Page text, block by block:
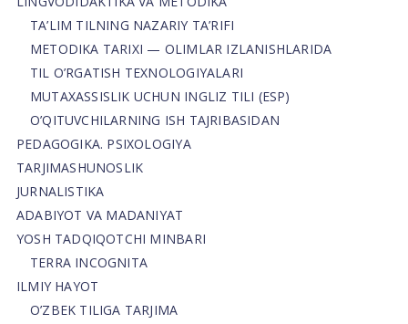
TA’LIM TILNING NAZARIY TA’RIFI
METODIKA TARIXI — OLIMLAR IZLANISHLARIDA
TIL O’RGATISH TEXNOLOGIYALARI
MUTAXASSISLIK UCHUN INGLIZ TILI (ESP)
O’QITUVCHILARNING ISH TAJRIBASIDAN
PEDAGOGIKA. PSIXOLOGIYA
TARJIMASHUNOSLIK
JURNALISTIKA
ADABIYOT VA MADANIYAT
YOSH TADQIQOTCHI MINBARI
TERRA INCOGNITA
ILMIY HAYOT
O’ZBEK TILIGA TARJIMA